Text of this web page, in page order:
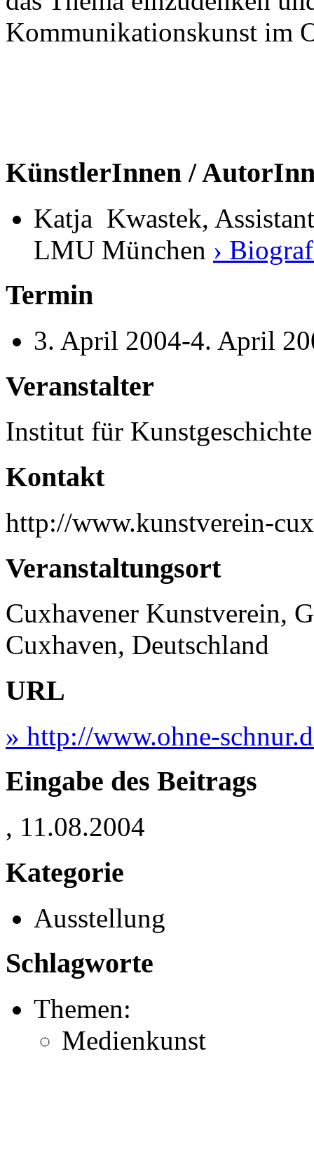
Kommunikationskunst im
KünstlerInnen /
Katja Kwastek,
LMU München ›
Termin
3. April 2004-4. April
Veranstalter
Institut für
Kontakt
http://www.kunstverein-
Veranstaltungsort
Cuxhavener Kunstverein,
Cuxhaven, Deutschland
URL
» http://www.ohne-
Eingabe des Beitrags
, 11.08.2004
Kategorie
Ausstellung
Schlagworte
Themen:
Medienkunst